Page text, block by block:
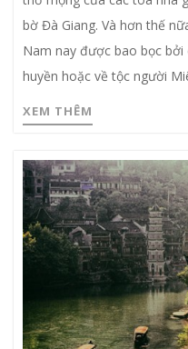
bờ Đà Giang. Và hơn thế
Nam nay được bao bọc bởi
huyền hoặc về tộc người
XEM THÊM